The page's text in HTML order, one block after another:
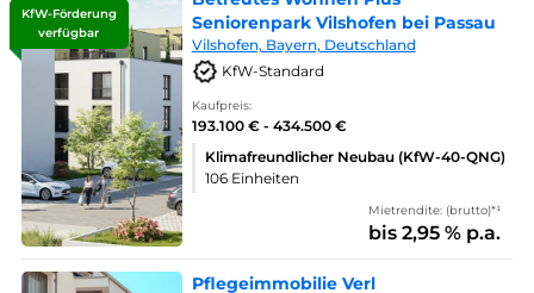
KfW-Förderung
verfügbar
Seniorenpark Vilshofen bei Passau
Vilshofen, Bayern, Deutschland
KfW-Standard
Kaufpreis:
193.100 € - 434.500 €
Klimafreundlicher Neubau (KfW-40-QNG)
106 Einheiten
Mietrendite: (brutto)*¹
bis 2,95 % p.a.
Pflegeimmobilie Verl